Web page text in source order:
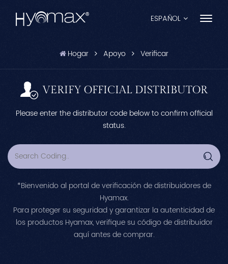
ESPAÑOL
English
Français
Español
Pусский
日本語
中文
Hogar Apoyo Verificar
VERIFY OFFICIAL DISTRIBUTOR
Please enter the distributor code below to confirm official
status.
*Bienvenido al portal de verificación de distribuidores de
Hyamax.
Para proteger su seguridad y garantizar la autenticidad de
los productos Hyamax, verifique su código de distribuidor
aquí antes de comprar.